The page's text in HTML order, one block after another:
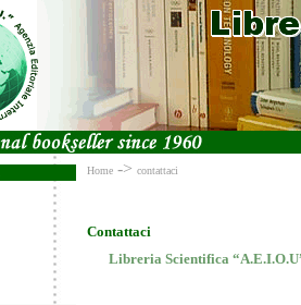
Home -> contattaci
Contattaci
Libreria Scientifica